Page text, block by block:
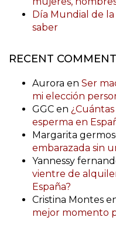
Día Mundial de
saber
RECENT
Aurora en Ser
mi elección
GGC en
esperma en
Margarita
embarazada sin
Yannessy
vientre de
España?
Cristina Montes
mejor momento